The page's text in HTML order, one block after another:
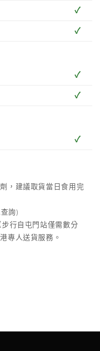
✓
✓
✓
✓
✓
，建議取貨當日食用完
詢)
行自屯門站僅需數分
專人送貨服務。